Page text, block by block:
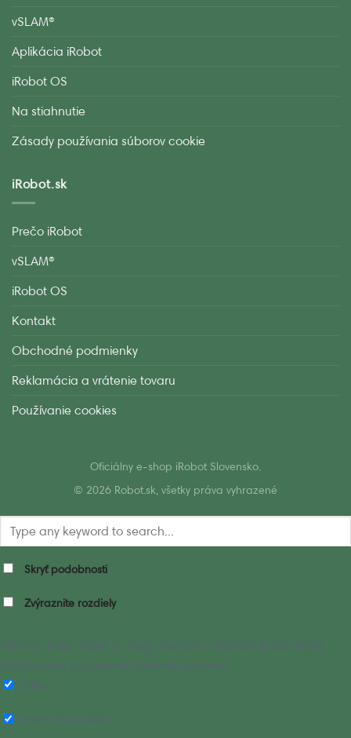
vSLAM®
Aplikácia iRobot
iRobot OS
Na stiahnutie
Zásady používania súborov cookie
iRobot.sk
Prečo iRobot
vSLAM®
iRobot OS
Kontakt
Obchodné podmienky
Reklamácia a vrátenie tovaru
Používanie cookies
Oficiálny e-shop iRobot Slovensko.
© 2026 Robot.sk, všetky práva vyhrazené
Skryť podobnosti
Zvýraznite rozdiely
Vyberte polia, ktoré sa majú zobraziť. Ostatné budú skryté.
Potiahnutím a pustením zmeníte poradie.
Cena
Pridať do košíka